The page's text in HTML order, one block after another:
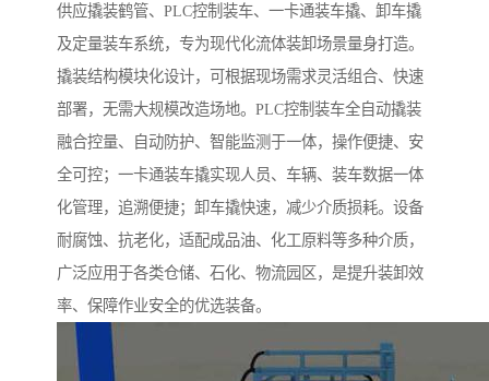
供应撬装鹤管、PLC控制装车、一卡通装车撬、卸车撬
及定量装车系统，专为现代化流体装卸场景量身打造。
撬装结构模块化设计，可根据现场需求灵活组合、快速
部署，无需大规模改造场地。PLC控制装车全自动撬装
融合控量、自动防护、智能监测于一体，操作便捷、安
全可控；一卡通装车撬实现人员、车辆、装车数据一体
化管理，追溯便捷；卸车撬快速，减少介质损耗。设备
耐腐蚀、抗老化，适配成品油、化工原料等多种介质，
广泛应用于各类仓储、石化、物流园区，是提升装卸效
率、保障作业安全的优选装备。